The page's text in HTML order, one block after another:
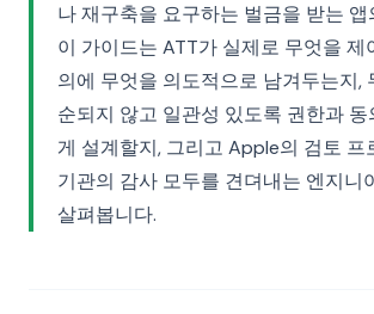
나 재구축을 요구하는 벌금을 받는 앱
이 가이드는 ATT가 실제로 무엇을 제
의에 무엇을 의도적으로 남겨두는지,
순되지 않고 일관성 있도록 권한과 동
게 설계할지, 그리고 Apple의 검토 프
기관의 감사 모두를 견뎌내는 엔지니
살펴봅니다.